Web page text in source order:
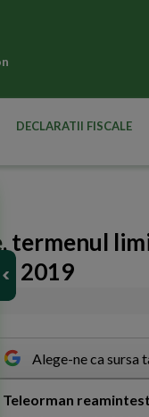
DECLARATII FISCALE
termenul
2019
Alege-ne ca sursa